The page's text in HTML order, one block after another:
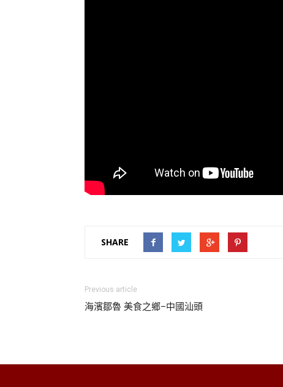
SHARE
Previous article
海濱鄒魯 美食之鄉–中國汕頭